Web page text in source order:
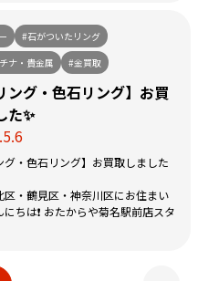
#石がついたリング
ナ・貴金属
#金買取
ング・色石リング】お買
た✨
グ・色石リング】お買取しました
区・鶴見区・神奈川区にお住まい
ちは❗️ おたからや菊名駅前店スタ